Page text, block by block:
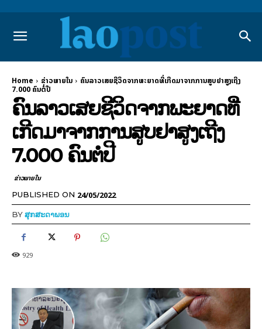
Home ຂ່າວພາຍ​ໃນ
ຄົນລາວເສຍຊີວິດຈາກພະຍາດທີ່ເກີດມາຈາກການສູບຢາສູງເຖີງ
7.000 ຄົນຕໍ່ປີ
ຄົນລາວເສຍຊີວິດຈາກພະຍາດທີ່
ເກີດມາຈາກການສູບຢາສູງເຖີງ
7.000 ຄົນຕໍ່ປີ
ຂ່າວພາຍ​ໃນ
PUBLISHED ON 24/05/2022
BYສຸກສະດາພອນ
929